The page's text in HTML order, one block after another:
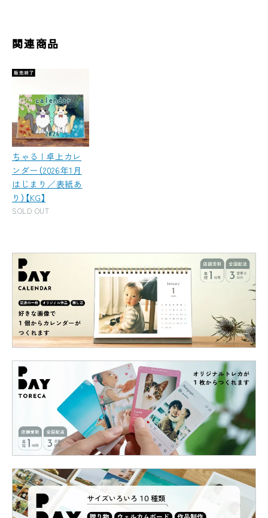
関連商品
ちゃる | 卓上カレ
ンダー（2026年1月
はじまり／表紙あ
り）【KG】
SOLD OUT